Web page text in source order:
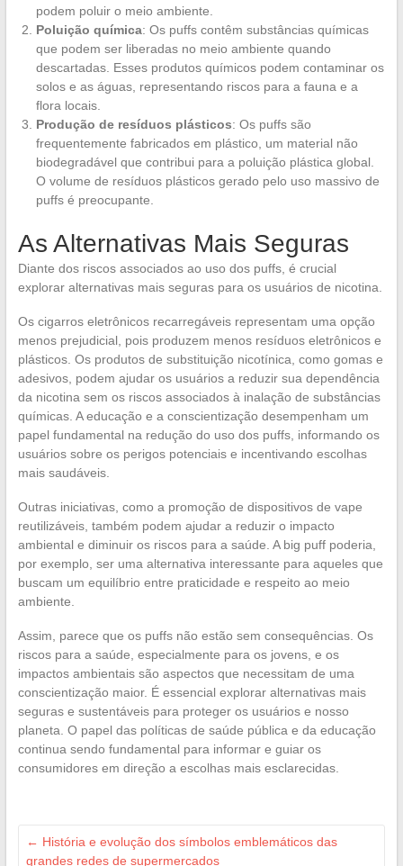
podem poluir o meio ambiente.
Poluição química: Os puffs contêm substâncias químicas
que podem ser liberadas no meio ambiente quando
descartadas. Esses produtos químicos podem contaminar os
solos e as águas, representando riscos para a fauna e a
flora locais.
Produção de resíduos plásticos: Os puffs são
frequentemente fabricados em plástico, um material não
biodegradável que contribui para a poluição plástica global.
O volume de resíduos plásticos gerado pelo uso massivo de
puffs é preocupante.
As Alternativas Mais Seguras
Diante dos riscos associados ao uso dos puffs, é crucial
explorar alternativas mais seguras para os usuários de nicotina.
Os cigarros eletrônicos recarregáveis representam uma opção
menos prejudicial, pois produzem menos resíduos eletrônicos e
plásticos. Os produtos de substituição nicotínica, como gomas e
adesivos, podem ajudar os usuários a reduzir sua dependência
da nicotina sem os riscos associados à inalação de substâncias
químicas. A educação e a conscientização desempenham um
papel fundamental na redução do uso dos puffs, informando os
usuários sobre os perigos potenciais e incentivando escolhas
mais saudáveis.
Outras iniciativas, como a promoção de dispositivos de vape
reutilizáveis, também podem ajudar a reduzir o impacto
ambiental e diminuir os riscos para a saúde. A big puff poderia,
por exemplo, ser uma alternativa interessante para aqueles que
buscam um equilíbrio entre praticidade e respeito ao meio
ambiente.
Assim, parece que os puffs não estão sem consequências. Os
riscos para a saúde, especialmente para os jovens, e os
impactos ambientais são aspectos que necessitam de uma
conscientização maior. É essencial explorar alternativas mais
seguras e sustentáveis para proteger os usuários e nosso
planeta. O papel das políticas de saúde pública e da educação
continua sendo fundamental para informar e guiar os
consumidores em direção a escolhas mais esclarecidas.
← História e evolução dos símbolos emblemáticos das
grandes redes de supermercados